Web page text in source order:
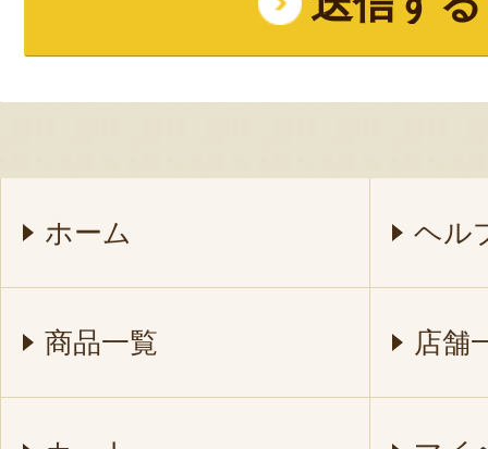
ホーム ヘル
商品一覧 店舗